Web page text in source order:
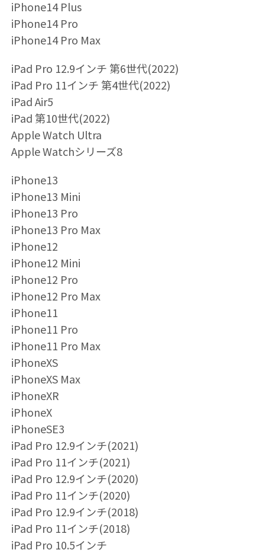
iPhone14 Plus
iPhone14 Pro
iPhone14 Pro Max
iPad Pro 12.9インチ 第6世代(2022)
iPad Pro 11インチ 第4世代(2022)
iPad Air5
iPad 第10世代(2022)
Apple Watch Ultra
Apple Watchシリーズ8
iPhone13
iPhone13 Mini
iPhone13 Pro
iPhone13 Pro Max
iPhone12
iPhone12 Mini
iPhone12 Pro
iPhone12 Pro Max
iPhone11
iPhone11 Pro
iPhone11 Pro Max
iPhoneXS
iPhoneXS Max
iPhoneXR
iPhoneX
iPhoneSE3
iPad Pro 12.9インチ(2021)
iPad Pro 11インチ(2021)
iPad Pro 12.9インチ(2020)
iPad Pro 11インチ(2020)
iPad Pro 12.9インチ(2018)
iPad Pro 11インチ(2018)
iPad Pro 10.5インチ